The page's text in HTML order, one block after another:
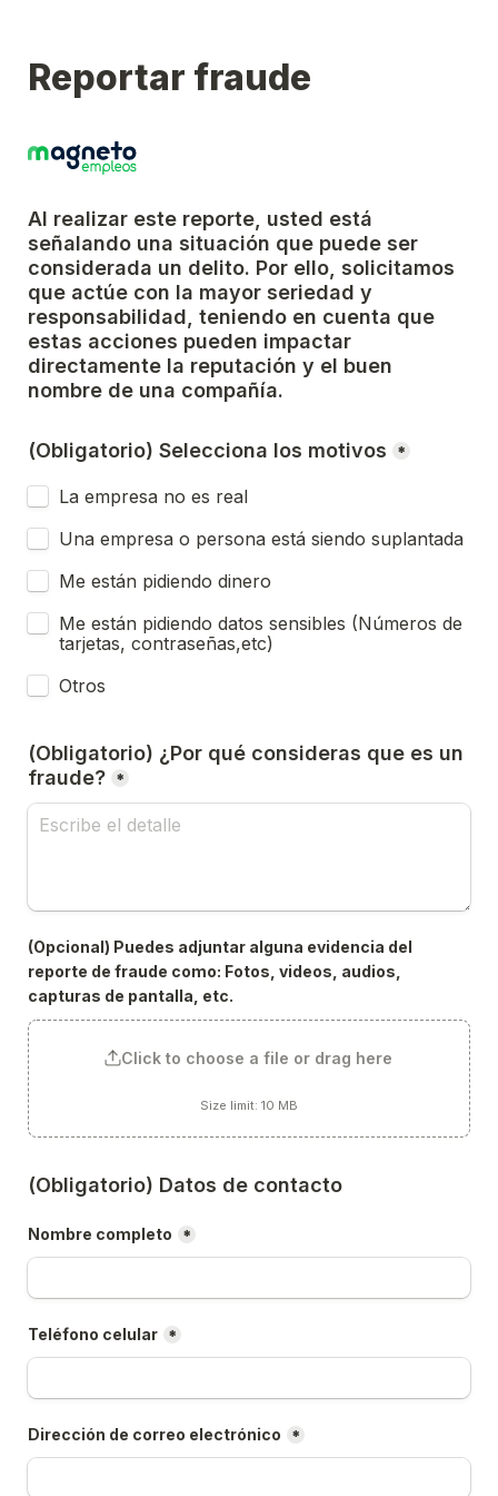
Reportar fraude
Al realizar este reporte, usted está
señalando una situación que puede ser
considerada un delito. Por ello, solicitamos
que actúe con la mayor seriedad y
responsabilidad, teniendo en cuenta que
estas acciones pueden impactar
directamente la reputación y el buen
nombre de una compañía.
(Obligatorio) Selecciona los motivos *
La empresa no es real
Una empresa o persona está siendo suplantada
Me están pidiendo dinero
Me están pidiendo datos sensibles (Números de
tarjetas, contraseñas,etc)
Otros
(Obligatorio) ¿Por qué consideras que es un
fraude? *
(Opcional) Puedes adjuntar alguna evidencia del
reporte de fraude como: Fotos, videos, audios,
capturas de pantalla, etc.
Click to choose a file or drag here
Size limit: 10 MB
(Obligatorio) Datos de contacto
Nombre completo *
Teléfono celular *
Dirección de correo electrónico *